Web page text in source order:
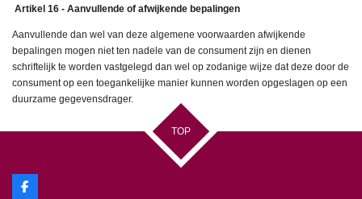
Artikel 16 - Aanvullende of afwijkende bepalingen
Aanvullende dan wel van deze algemene voorwaarden afwijkende
bepalingen mogen niet ten nadele van de consument zijn en dienen
schriftelijk te worden vastgelegd dan wel op zodanige wijze dat deze door de
consument op een toegankelijke manier kunnen worden opgeslagen op een
duurzame gegevensdrager.
TOP
F